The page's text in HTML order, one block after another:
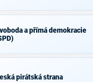
a přímá demokracie
pirátská strana